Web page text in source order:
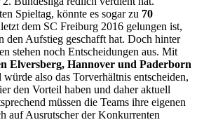
Spieltag, könnte es sogar zu 70
dem SC Freiburg 2016 gelungen ist,
den Aufstieg geschafft hat. Doch hinter
stehen noch Entscheidungen aus. Mit
Elversberg, Hannover und Paderborn
also das Torverhältnis entscheiden,
den Vorteil haben und daher aktuell
müssen die Teams ihre eigenen
auf Ausrutscher der Konkurrenten